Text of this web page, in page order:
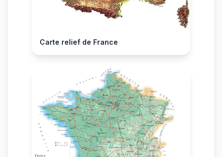
Carte relief de France